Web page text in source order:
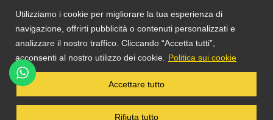
Utilizziamo i cookie per migliorare la tua esperienza di
navigazione, offrirti pubblicità o contenuti personalizzati e
analizzare il nostro traffico. Cliccando “Accetta tutti”,
acconsenti al nostro utilizzo dei cookie.
Politica sui cookie
Rifiuta tutto
Accettare tutto
TS DACOM
S.R.L. UNIPERSONALE P. IVA
03055900231 © COPYRIGHT 2025 TUTTI I